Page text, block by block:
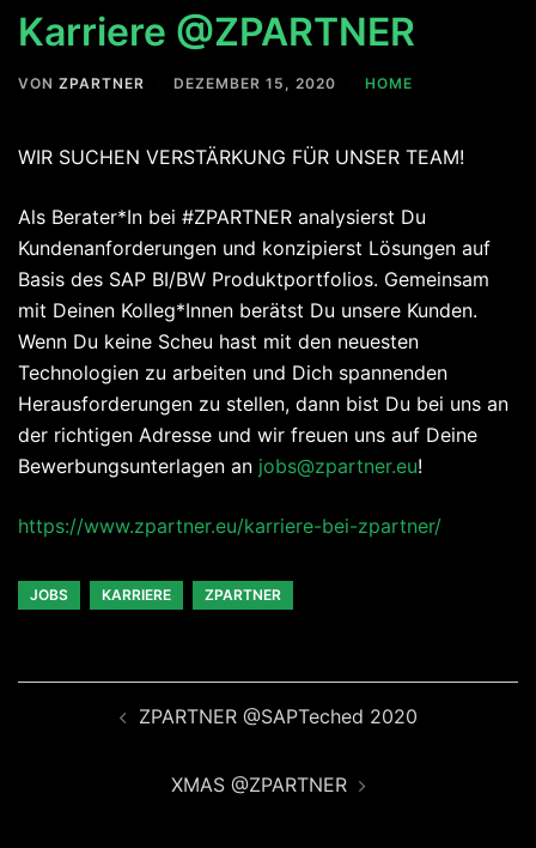
Karriere @ZPARTNER
VON ZPARTNER DEZEMBER 15, 2020 HOME
WIR SUCHEN VERSTÄRKUNG FÜR UNSER TEAM!
Als Berater*In bei #ZPARTNER analysierst Du
Kundenanforderungen und konzipierst Lösungen auf
Basis des SAP BI/BW Produktportfolios. Gemeinsam
mit Deinen Kolleg*Innen berätst Du unsere Kunden.
Wenn Du keine Scheu hast mit den neuesten
Technologien zu arbeiten und Dich spannenden
Herausforderungen zu stellen, dann bist Du bei uns an
der richtigen Adresse und wir freuen uns auf Deine
Bewerbungsunterlagen an jobs@zpartner.eu!
https://www.zpartner.eu/karriere-bei-zpartner/
JOBS KARRIERE ZPARTNER
ZPARTNER @SAPTeched 2020
XMAS @ZPARTNER